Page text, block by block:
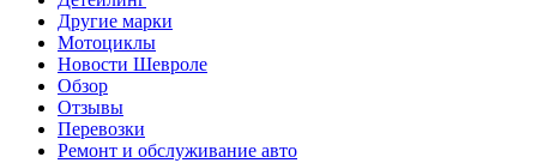
Другие марки
Мотоциклы
Новости Шевроле
Обзор
Отзывы
Перевозки
Ремонт и обслуживание авто